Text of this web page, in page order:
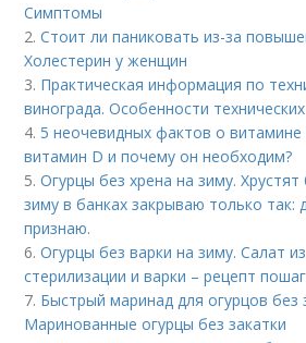
Симптомы
2.Стоит ли паниковать из-за
Холестерин у женщин
3. Практическая информация по
винограда. Особенности
4. 5 неочевидных фактов о витамине
витамин D и почему он необходим?
5.Огурцы без хрена на зиму.
зиму в банках закрываю только так:
признаю.
6.Огурцы без варки на зиму. Салат
стерилизации и варки – рецепт
7. Быстрый маринад для огурцов без
Маринованные огурцы без закатки